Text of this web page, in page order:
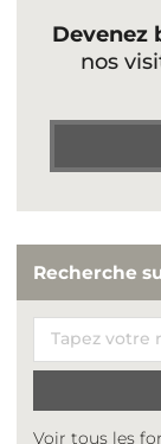
Devenez
nos
Recherche
Voir tous les